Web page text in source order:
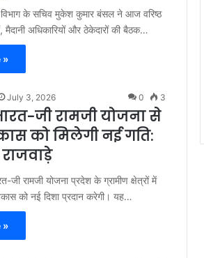
विभाग के सचिव मुकेश कुमार बंसल ने आज वरिष्ठ
मैदानी अधिकारियों और ठेकेदारों की बैठक…
»
July 3, 2026 0 3
जी रामजी योजना से
को मिलेगी नई गति:
राजवाड़े
जी रामजी योजना प्रदेश के ग्रामीण क्षेत्रों में
को नई दिशा प्रदान करेगी। यह…
»